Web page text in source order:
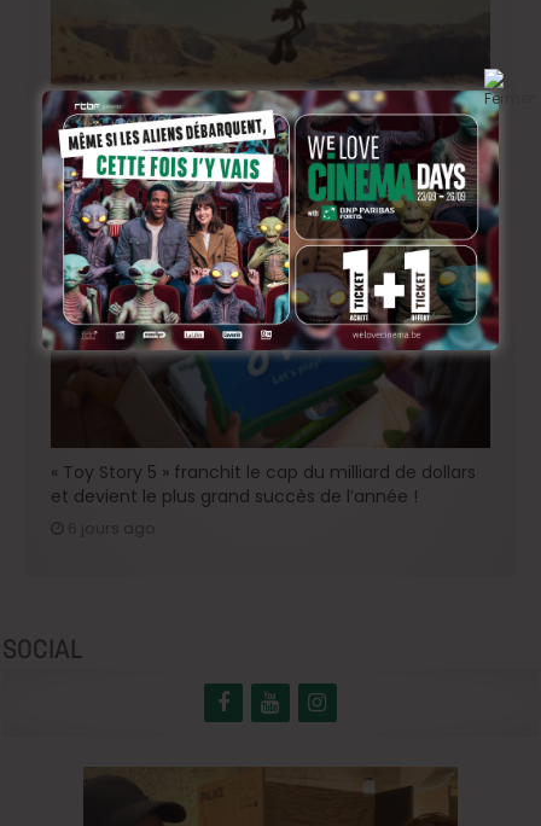
« Coyote vs. Acme », le film maudit de Hollywood a
enfin une date de sortie !
5 jours ago
« Toy Story 5 » franchit le cap du milliard de dollars
et devient le plus grand succès de l’année !
SOCIAL